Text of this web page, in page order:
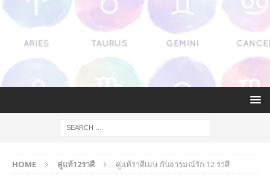
HOME คู่แท้12ราศี คู่แท้ราศีเมษ กับอารมณ์รัก 12 ราศี